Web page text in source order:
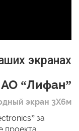
экранах
“Лифан”
экран 3Х6м
за
проекта.